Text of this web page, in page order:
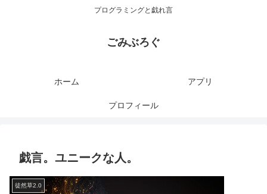
プログラミングと戯れ言
ごみぶろぐ
ホーム アプリ
プロフィール
戯言。ユニークな人。
徒然草2.0